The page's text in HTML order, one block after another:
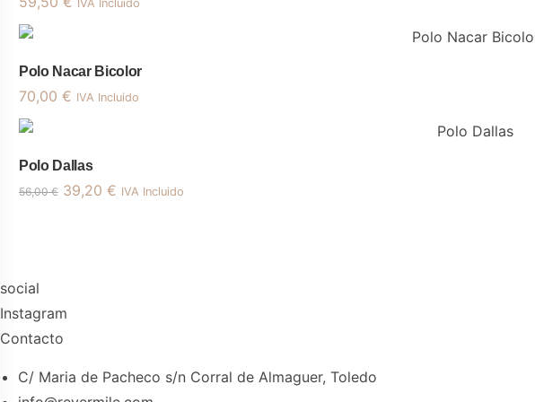
IVA Incluido
Polo Nacar Bicolor
70,00 € IVA Incluido
Polo Dallas
56,00€ El
39,20 €ElIVA Incluido
social
Instagram
Contacto
C/ Maria de Pacheco s/n Corral de Almaguer, Toledo